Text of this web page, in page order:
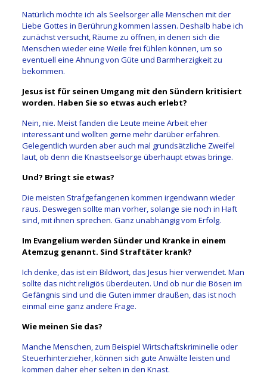
Natürlich möchte ich als Seelsorger alle Menschen mit der
Liebe Gottes in Berührung kommen lassen. Deshalb habe ich
zunächst versucht, Räume zu öffnen, in denen sich die
Menschen wieder eine Weile frei fühlen können, um so
eventuell eine Ahnung von Güte und Barmherzigkeit zu
bekommen.
Jesus ist für seinen Umgang mit den Sündern kritisiert
worden. Haben Sie so etwas auch erlebt?
Nein, nie. Meist fanden die Leute meine Arbeit eher
interessant und wollten gerne mehr darüber erfahren.
Gelegentlich wurden aber auch mal grundsätzliche Zweifel
laut, ob denn die Knastseelsorge überhaupt etwas bringe.
Und? Bringt sie etwas?
Die meisten Strafgefangenen kommen irgendwann wieder
raus. Deswegen sollte man vorher, solange sie noch in Haft
sind, mit ihnen sprechen. Ganz unabhängig vom Erfolg.
Im Evangelium werden Sünder und Kranke in einem
Atemzug genannt. Sind Straftäter krank?
Ich denke, das ist ein Bildwort, das Jesus hier verwendet. Man
sollte das nicht religiös überdeuten. Und ob nur die Bösen im
Gefängnis sind und die Guten immer draußen, das ist noch
einmal eine ganz andere Frage.
Wie meinen Sie das?
Manche Menschen, zum Beispiel Wirtschaftskriminelle oder
Steuerhinterzieher, können sich gute Anwälte leisten und
kommen daher eher selten in den Knast.